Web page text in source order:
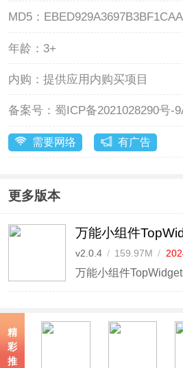
MD5：
年龄： 3+
内购： 提供应用内购买项目
备案号： 蜀ICP备2021028290号-
需要网络 有广告
更多版本
万能小组件
v2.0.4 / 159.97M /
精
彩
推